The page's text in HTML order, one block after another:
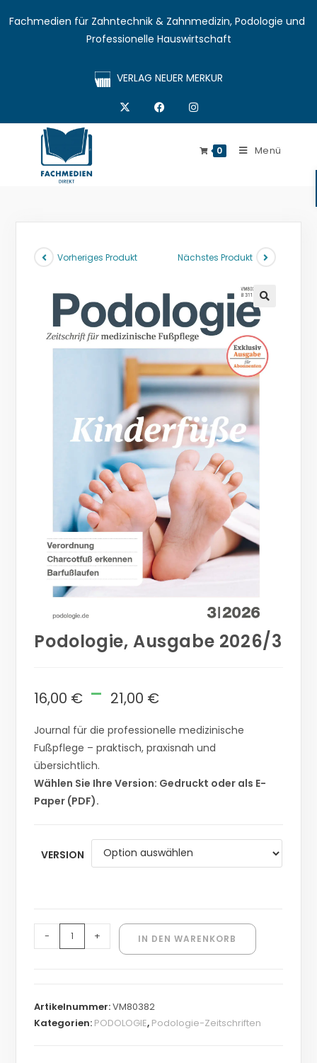
Fachmedien für Zahntechnik & Zahnmedizin, Podologie und
Professionelle Hauswirtschaft
VERLAG NEUER MERKUR
0 Menü
Vorheriges Produkt Nächstes Produkt
🔍
Podologie, Ausgabe 2026/3
16,00 € - 21,00 €
Journal für die professionelle medizinische
Fußpflege – praktisch, praxisnah und
übersichtlich.
Wählen Sie Ihre Version: Gedruckt oder als E-
Paper (PDF).
VERSION
- + IN DEN WARENKORB
Artikelnummer:VM80382
Kategorien: PODOLOGIE, Podologie-Zeitschriften